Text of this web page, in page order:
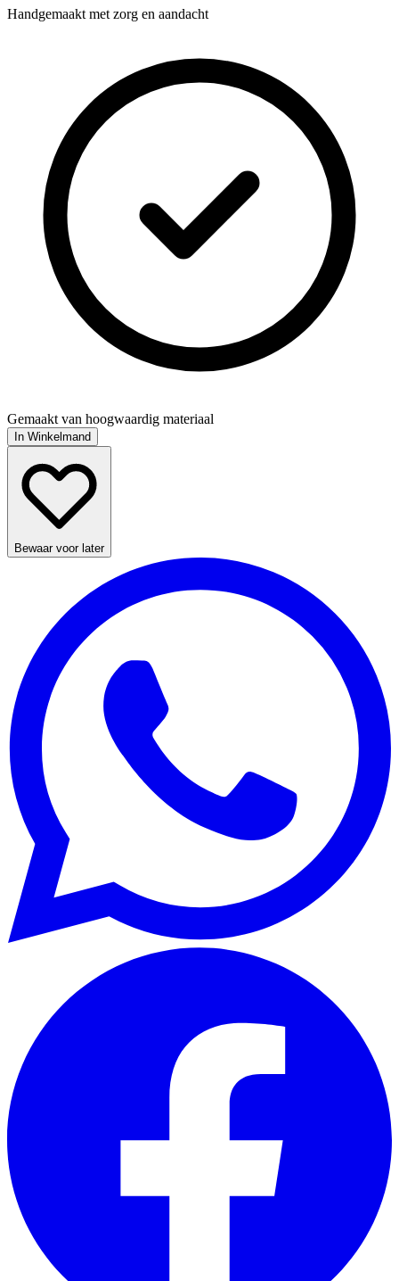
Handgemaakt met zorg en aandacht
Gemaakt van hoogwaardig materiaal
In Winkelmand
Bewaar voor later